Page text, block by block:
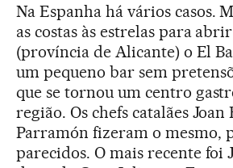
Na Espanha há vários casos.
as costas às estrelas para
(província de Alicante) o El
um pequeno bar sem
que se tornou um centro
região. Os chefs catalães
Parramón fizeram o mesmo,
parecidos. O mais recente foi